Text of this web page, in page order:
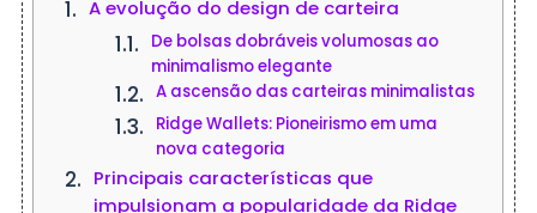
A evolução do design de carteira
De bolsas dobráveis volumosas ao
minimalismo elegante
A ascensão das carteiras minimalistas
Ridge Wallets: Pioneirismo em uma
nova categoria
Principais características que
impulsionam a popularidade da Ridge